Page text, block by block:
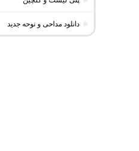
دانلود مداحی و نوحه جدید